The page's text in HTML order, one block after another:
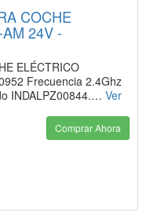
COCHE
24V -
ELÉCTRICO
Frecuencia 2.4Ghz
INDALPZ00844.… Ver
Comprar Ahora